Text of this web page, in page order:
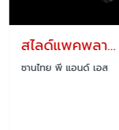
สไลด์แพคพลาสติก ทรงกลม
ซานไทย พี แอนด์ เอส